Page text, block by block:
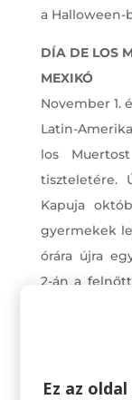
a Halloween-
DÍA DE LOS
MEXIKÓ
November 1.
Latin-
los
tiszteletére.
Kapuja
gyermekek
órára újra
2-án a
Inkább az
KAWASAKI
Ez az